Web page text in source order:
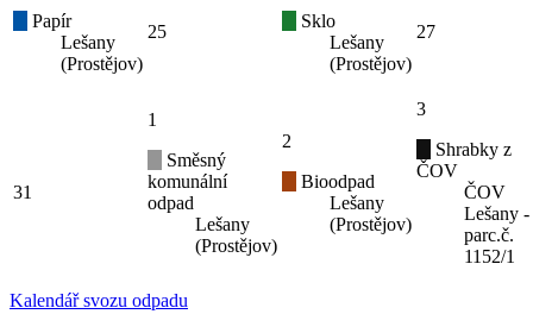
Papír
Lešany
(Prostějov)
25
Sklo
Lešany
(Prostějov)
27
31
1
Směsný
komunální
odpad
Lešany
(Prostějov)
2
Bioodpad
Lešany
(Prostějov)
3
Shrabky z
ČOV
ČOV
Lešany -
parc.č.
1152/1
Kalendář svozu odpadu